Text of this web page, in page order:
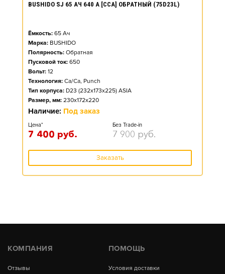
BUSHIDO SJ 65 АЧ 640 А [CCA] ОБРАТНЫЙ (75D23L)
Ёмкость: 65 Ач
Марка: BUSHIDO
Полярность: Обратная
Пусковой ток: 650
Вольт: 12
Технология: Ca/Ca, Punch
Тип корпуса: D23 (232x173x225) ASIA
Размер, мм: 230x172x220
Наличие: Под заказ
Цена*
7 400 руб.
Без Trade-in
7 900 руб.
Заказать
КОМПАНИЯ
Отзывы
ПОМОЩЬ
Условия доставки